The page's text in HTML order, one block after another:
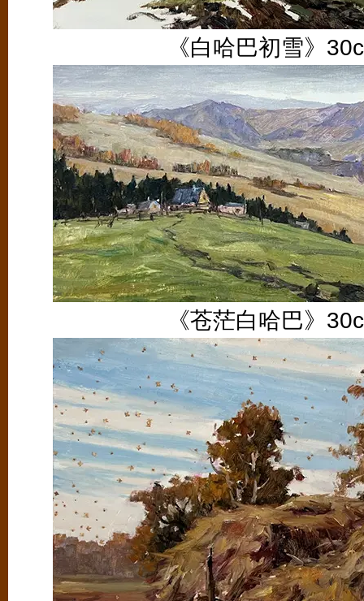
《白哈巴初雪》
《苍茫白哈巴》